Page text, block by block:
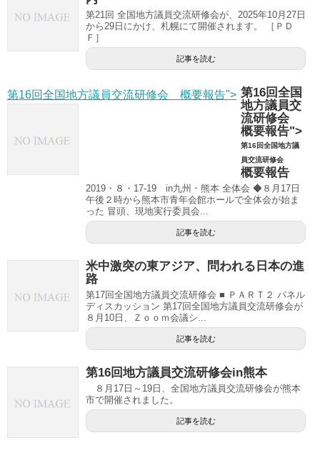
第21回 全国地方議員交流研修会が、2025年10月27日
から29日にかけ、札幌にて開催されます。 ［ＰＤ
Ｆ］
記事を読む
第16回全国地方議員交流研修会 概要報告"> 第16回全国
地方議員交
流研修会
概要報告">
第16回全国地方議
員交流研修会
概要報告
2019・８・17-19 in九州・熊本 全体会 ◆８月17日
午後２時から熊本市青年会館ホールで全体会が始ま
った 冒頭、現地実行委員会...
記事を読む
米中激突の東アジア、問われる日本の進
路
第17回全国地方議員交流研修会 ■ ＰＡＲＴ２ パネル
ディスカッション 第17回全国地方議員交流研修会が
８月10日、Ｚｏｏｍ会議シ...
記事を読む
第16回地方議員交流研修会in熊本
８月17日～19日、全国地方議員交流研修会が熊本
市で開催されました。
記事を読む